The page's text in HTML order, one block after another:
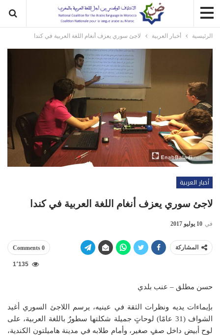
الرئيسية أخبار العربية لاجئ سوري يعزف أنغام اللغة العربية في كندا
أخبار العربية
لاجئ سوري يعزف أنغام اللغة العربية في كندا
في 10 يوليو 2017
المشاركة 0 Comments
1٬135
حسن مطلق – عنب بلدي
بإيماءات يديه ونظرات الثقة في عينيه، يرسم اللاجئ السوري أغيد
الشواف (31 عامًا) لوحاتٍ جميلة شكلتها سطورٌ باللغة العربية، على
لوحٍ أبيض داخل صفٍ صغير، وأمام طلابه في مدينة هاميلتون الكندية،